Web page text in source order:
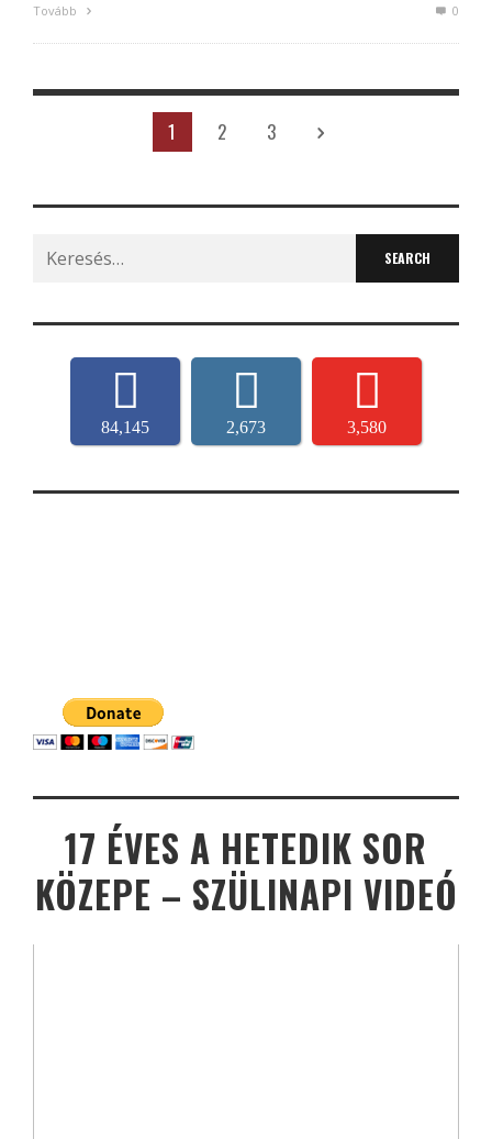
Tovább 0
1 2 3
Search
for:
84,145 2,673 3,580
17 ÉVES A HETEDIK SOR
KÖZEPE – SZÜLINAPI VIDEÓ